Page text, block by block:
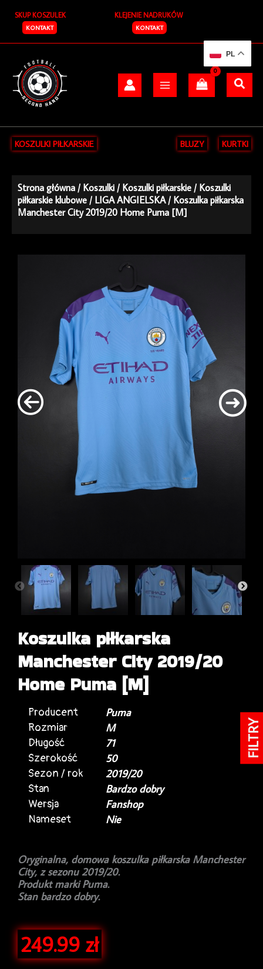
treści
SKUP KOSZULEK
KONTAKT
KLEJENIE NADRUKÓW
KONTAKT
KOSZULKI PIŁKARSKIE BLUZY KURTKI
Strona główna /Koszulki /Koszulki piłkarskie /Koszulki
piłkarskie klubowe /LIGA ANGIELSKA/ Koszulka piłkarska
Manchester City 2019/20 Home Puma [M]
Koszulka piłkarska
Manchester City 2019/20
Home Puma [M]
Producent
Puma
Rozmiar
M
Długość
71
Szerokość
50
Sezon / rok
2019/20
Stan
Bardzo dobry
Wersja
Fanshop
Nameset
Nie
Oryginalna, domowa koszulka piłkarska Manchester
City, z sezonu 2019/20.
Produkt marki Puma.
Stan bardzo dobry.
249.99 zł
PL
FILTRY